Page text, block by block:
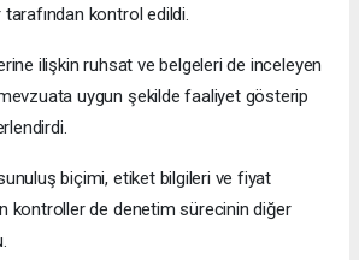
kontrol edildi.
ilişkin ruhsat ve belgeleri de inceleyen
uygun şekilde faaliyet gösterip
biçimi, etiket bilgileri ve fiyat
kontroller de denetim sürecinin diğer